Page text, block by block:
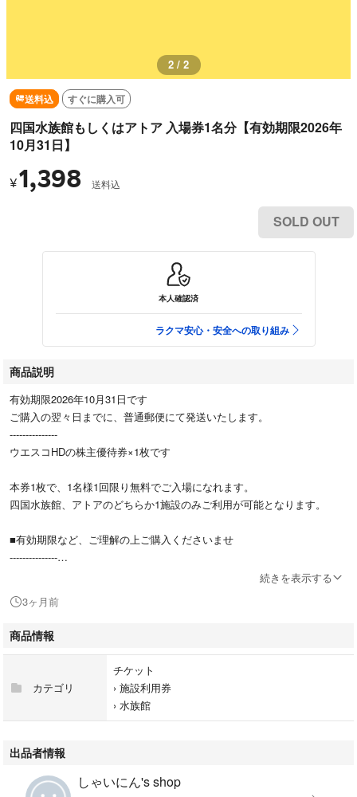
2 / 2
送料込 すぐに購入可
四国水族館もしくはアトア 入場券1名分【有効期限2026年
10月31日】
¥1,398 送料込
SOLD OUT
本人確認済
ラクマ安心・安全への取り組み
商品説明
有効期限2026年10月31日です
ご購入の翌々日までに、普通郵便にて発送いたします。
---------------
ウエスコHDの株主優待券×1枚です
本券1枚で、1名様1回限り無料でご入場になれます。
四国水族館、アトアのどちらか1施設のみご利用が可能となります。
■有効期限など、ご理解の上ご購入くださいませ
---------------
よろしくお願いいたします。
【ウエスコホールディングス】【四国水族館】【アトア】
続きを表示する
3ヶ月前
商品情報
カテゴリ
チケット
› 施設利用券
› 水族館
出品者情報
しゃいにん's shop